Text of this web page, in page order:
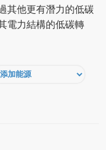
其他更有潛力的低碳
電力結構的低碳轉